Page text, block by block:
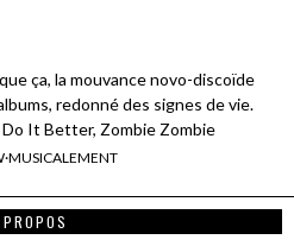
ça, la mouvance novo-discoïde
redonné des signes de vie.
It Better, Zombie Zombie
·MUSICALEMENT